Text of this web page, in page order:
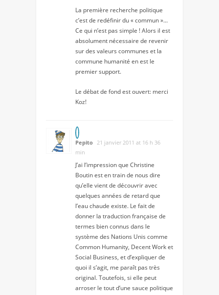
La première recherche politique
c’est de redéfinir du « commun »…
Ce qui n’est pas simple ! Alors il est
absolument nécessaire de revenir
sur des valeurs communes et la
commune humanité en est le
premier support.
Le débat de fond est ouvert: merci
Koz!
Pepito 21 janvier 2011 at 16 h 36
min
J’ai l’impression que Christine
Boutin est en train de nous dire
qu’elle vient de découvrir avec
quelques années de retard que
l’eau chaude existe. Le fait de
donner la traduction française de
termes bien connus dans le
système des Nations Unis comme
Common Humanity, Decent Work et
Social Business, et d’expliquer de
quoi il s’agit, me paraît pas très
original. Toutefois, si elle peut
arroser le tout d’une sauce politique